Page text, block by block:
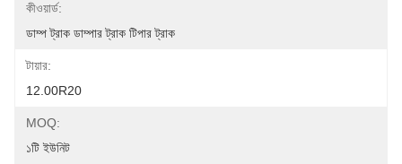
কীওয়ার্ড:
ডাম্প ট্রাক ডাম্পার ট্রাক টিপার ট্রাক
টায়ার:
12.00R20
MOQ:
১টি ইউনিট